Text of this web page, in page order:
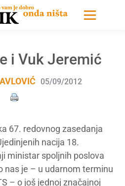
i Vuk Jeremić
05/09/2012
67. redovnog zasedanja
nacija 18.
ministar spoljnih poslova
nas je – u udarnom terminu
– o još jednoj značajnoj